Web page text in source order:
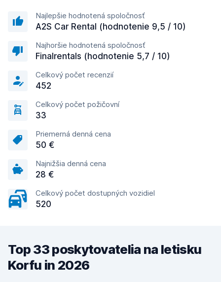
Najlepšie hodnotená spoločnosť
A2S Car Rental (hodnotenie 9,5 / 10)
Najhoršie hodnotená spoločnosť
Finalrentals (hodnotenie 5,7 / 10)
Celkový počet recenzií
452
Celkový počet požičovní
33
Priemerná denná cena
50 €
Najnižšia denná cena
28 €
Celkový počet dostupných vozidiel
520
Top 33 poskytovatelia na letisku
Korfu in 2026